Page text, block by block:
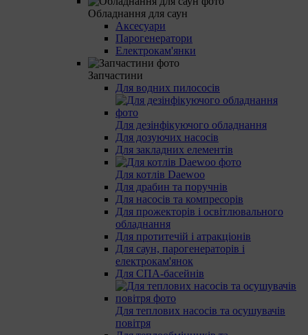
Обладнання для саун
Аксесуари
Парогенератори
Електрокам'янки
Запчастини
Для водних пилососів
Для дезінфікуючого обладнання
Для дозуючих насосів
Для закладних елементів
Для котлів Daewoo
Для драбин та поручнів
Для насосів та компресорів
Для прожекторів і освітлювального
обладнання
Для протитечій і атракціонів
Для саун, парогенераторів і
електрокам'янок
Для СПА-басейнів
Для теплових насосів та осушувачів
повітря